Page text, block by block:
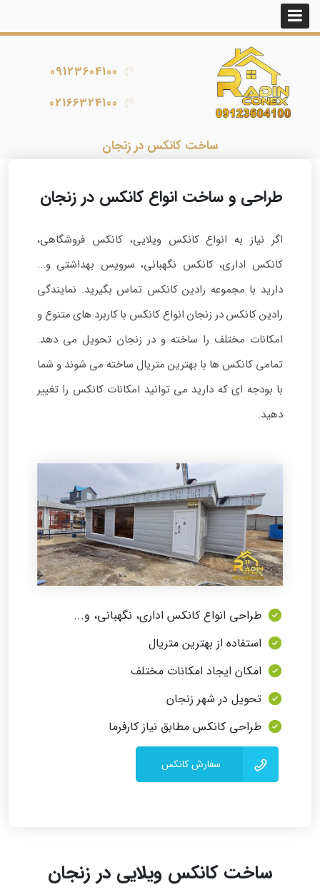
ساخت کانکس در زنجان
09123604100
02166324100
طراحی و ساخت انواع کانکس در زنجان
اگر نیاز به انواع کانکس ویلایی، کانکس فروشگاهی،
کانکس اداری، کانکس نگهبانی، سرویس بهداشتی و...
دارید با مجموعه رادین کانکس تماس بگیرید. نمایندگی
رادین کانکس در زنجان انواع کانکس با کاربرد های متنوع و
امکانات مختلف را ساخته و در زنجان تحویل می دهد.
تمامی کانکس ها با بهترین متریال ساخته می شوند و شما
با بودجه ای که دارید می توانید امکانات کانکس را تغییر
دهید.
طراحی انواع کانکس اداری، نگهبانی، و...
استفاده از بهترین متریال
امکان ایجاد امکانات مختلف
تحویل در شهر زنجان
طراحی کانکس مطابق نیاز کارفرما
سفارش کانکس
ساخت کانکس ویلایی در زنجان